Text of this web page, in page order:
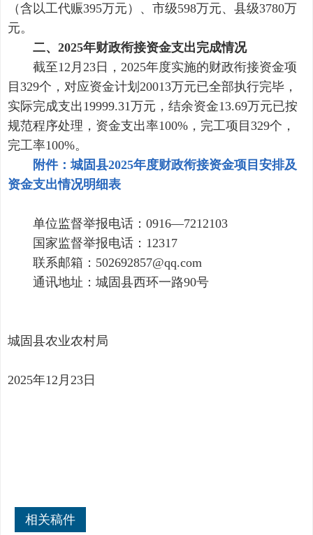
（含以工代赈395万元）、市级598万元、县级3780万
元。
二、2025年财政衔接资金支出完成情况
截至12月23日，2025年度实施的财政衔接资金项
目329个，对应资金计划20013万元已全部执行完毕，
实际完成支出19999.31万元，结余资金13.69万元已按
规范程序处理，资金支出率100%，完工项目329个，
完工率100%。
附件：城固县2025年度财政衔接资金项目安排及
资金支出情况明细表
单位监督举报电话：0916—7212103
国家监督举报电话：12317
联系邮箱：502692857@qq.com
通讯地址：城固县西环一路90号
城固县农业农村局
2025年12月23日
相关稿件